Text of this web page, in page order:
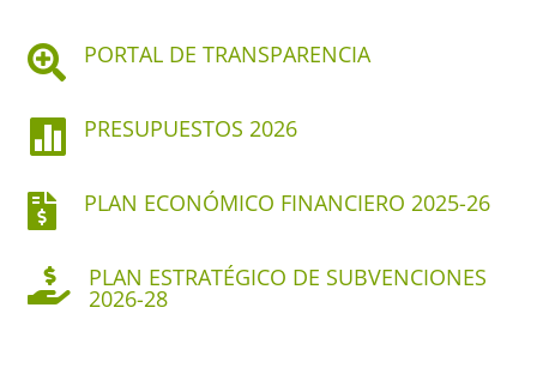
 PORTAL DE TRANSPARENCIA
 PRESUPUESTOS 2026
 PLAN ECONÓMICO FINANCIERO 2025-26
 PLAN ESTRATÉGICO DE SUBVENCIONES
2026-28